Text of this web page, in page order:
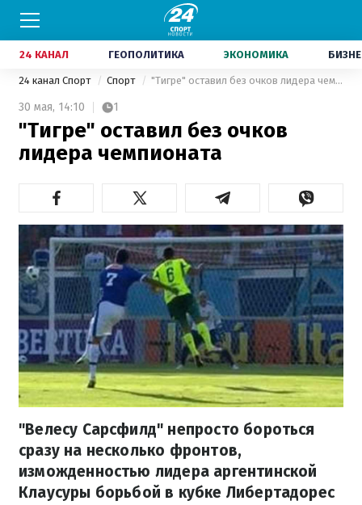
24 КАНАЛ ГЕОПОЛИТИКА ЭКОНОМИКА
24 канал Спорт Спорт "Тигре" оставил без очков лидера чемпионата
30 мая, 14:10 1
"Тигре" оставил без очков
лидера чемпионата
"Велесу Сарсфилд" непросто бороться
сразу на несколько фронтов,
изможденностью лидера аргентинской
Клаусуры борьбой в кубке Либертадорес